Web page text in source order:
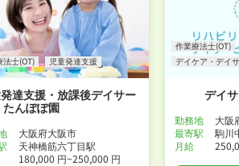
法士(OT) 児童発達支援
達支援・放課後デイサー
たんぽぽ園
大阪府大阪市
天神橋筋六丁目駅
180,000 円~250,000 円
作業療法士(OT)
デイケア・デイ
デイ
勤務地
大阪
最寄駅
駒川
月給